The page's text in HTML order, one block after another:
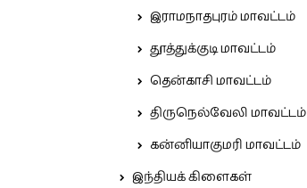
இராமநாதபுரம் மாவட்டம்
தூத்துக்குடி மாவட்டம்
தென்காசி மாவட்டம்
திருநெல்வேலி மாவட்டம்
கன்னியாகுமரி மாவட்டம்
இந்தியக் கிளைகள்